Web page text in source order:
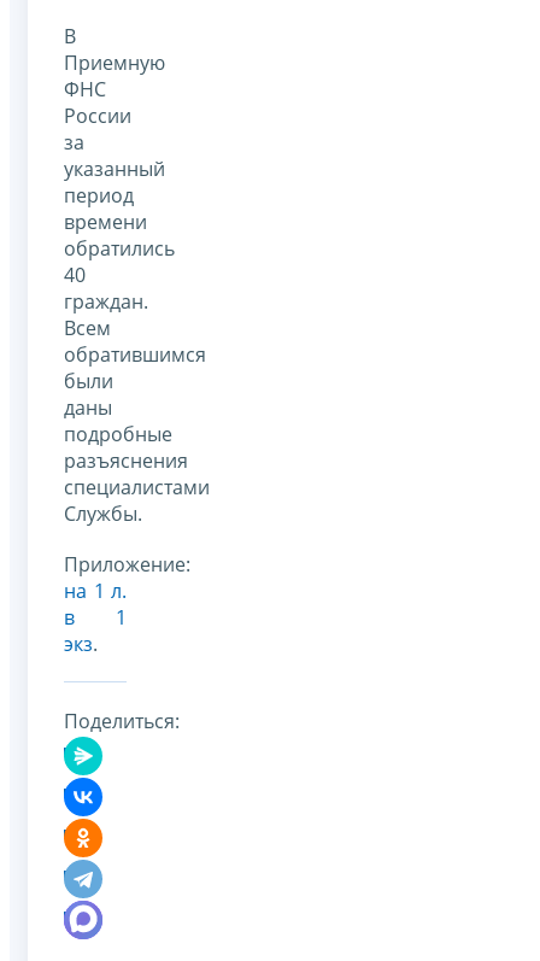
В
Приемную
ФНС
России
за
указанный
период
времени
обратились
40
граждан.
Всем
обратившимся
были
даны
подробные
разъяснения
специалистами
Службы.
Приложение:
на 1 л.
в 1
экз.
Поделиться: